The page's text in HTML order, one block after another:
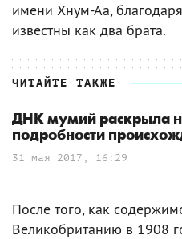
имени Хнум-Аа,
известны как два брата.
ЧИТАЙТЕ ТАКЖЕ
ДНК мумий раскрыла
подробности
31 мая 2017, 16:29
После того, как
Великобританию в 1908